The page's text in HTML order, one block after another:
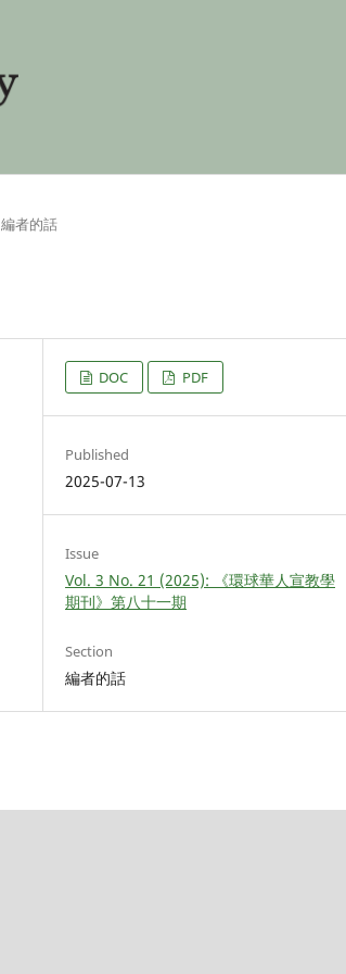
編者的話
DOC PDF
Published
2025-07-13
Issue
Vol. 3 No. 21 (2025): 《環球華人宣教學
期刊》第八十一期
Section
編者的話